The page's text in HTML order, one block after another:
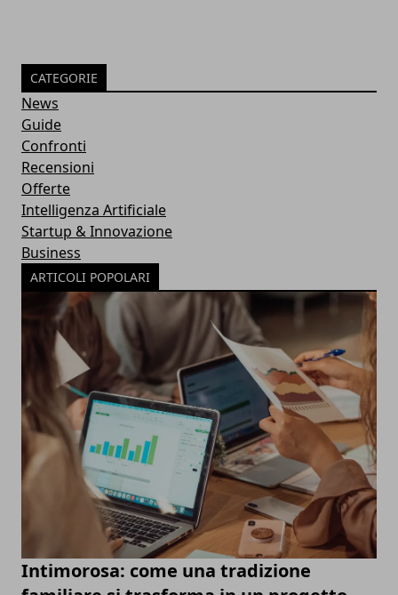
CATEGORIE
News
Guide
Confronti
Recensioni
Offerte
Intelligenza Artificiale
Startup & Innovazione
Business
ARTICOLI POPOLARI
Intimorosa: come una tradizione